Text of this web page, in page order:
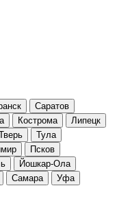
Саратов
Кострома
Липецк
Тула
Псков
Йошкар-Ола
Самара
Уфа